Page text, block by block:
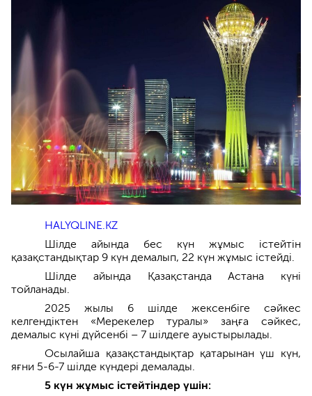
HALYQLINE.KZ
Шілде айында бес күн жұмыс істейтін
қазақстандықтар 9 күн демалып, 22 күн жұмыс істейді.
Шілде айында Қазақстанда Астана күні
тойланады.
2025 жылы 6 шілде жексенбіге сәйкес
келгендіктен «Мерекелер туралы» заңға сәйкес,
демалыс күні дүйсенбі – 7 шілдеге ауыстырылады.
Осылайша қазақстандықтар қатарынан үш күн,
яғни 5-6-7 шілде күндері демалады.
5 күн жұмыс істейтіндер үшін: